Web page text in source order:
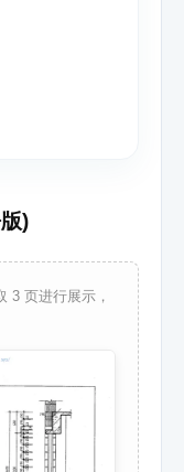
)
3 页进行展示，